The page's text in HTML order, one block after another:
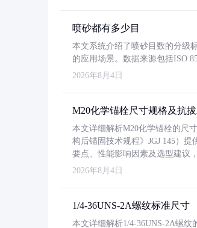
喷砂都有多少目
本文系统介绍了喷砂目数的分级
的应用场景。数据来源包括ISO
2026年8月4日
M20化学锚栓尺寸规格及抗
本文详细解析M20化学锚栓的尺
构后锚固技术规程》JGJ 145）
要点、性能影响因素及选型建议
2026年8月4日
1/4-36UNS-2A螺纹标准尺寸
本文详细解析1/4-36UNS-2A螺